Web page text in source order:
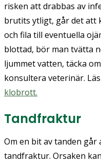
risken att drabbas av
brutits ytligt, går det att
och fila till eventuella
blottad, bör man tvätta
ljummet vatten, täcka
konsultera veterinär.
klobrott.
Tandfraktur
Om en bit av tanden går
tandfraktur. Orsaken